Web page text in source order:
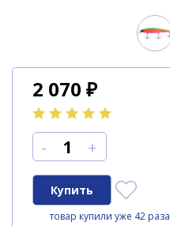
2 070 ₽
- +
товар купили уже 42 раза